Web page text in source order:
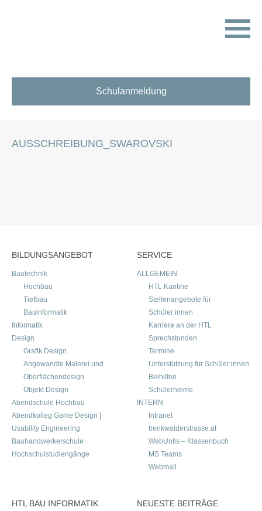
Schulanmeldung
AUSSCHREIBUNG_SWAROVSKI
BILDUNGSANGEBOT
Bautechnik
Hochbau
Tiefbau
Bauinformatik
Informatik
Design
Grafik Design
Angewandte Malerei und
Oberflächendesign
Objekt Design
Abendschule Hochbau
Abendkolleg Game Design |
Usability Engineering
Bauhandwerkerschule
Hochschulstudiengänge
SERVICE
ALLGEMEIN
HTL Kantine
Stellenangebote für
Schüler:innen
Karriere an der HTL
Sprechstunden
Termine
Unterstützung für Schüler:innen
Beihilfen
Schülerheime
INTERN
Intranet
trenkwalderstrasse.at
WebUntis – Klassenbuch
MS Teams
Webmail
HTL BAU INFORMATIK
NEUESTE BEITRÄGE